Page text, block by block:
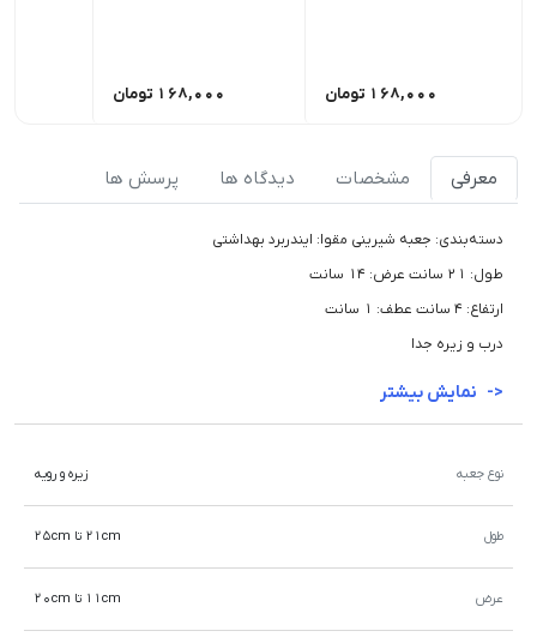
168,000 تومان 168,000 تومان
معرفی مشخصات دیدگاه ها پرسش ها
دسته‌بندی: جعبه شیرینی مقوا: ایندربرد بهداشتی
طول: 21 سانت عرض: 14 سانت
ارتفاع: 4 سانت عطف: 1 سانت
درب و زیره جدا
نوع جعبه زیره و رویه
طول 21cm تا 25cm
عرض 11cm تا 20cm